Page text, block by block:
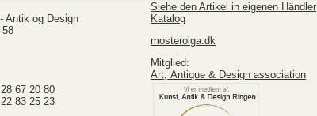
Antik og Design
58
67 20 80
83 25 23
Siehe den Artikel in eigenen Händler
Katalog
mosterolga.dk
Mitglied:
Art, Antique & Design association